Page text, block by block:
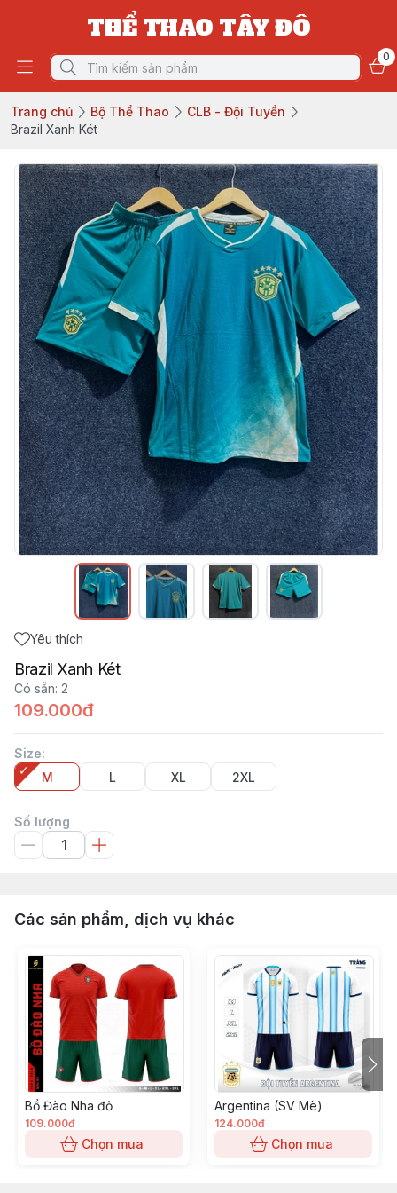
THỂ THAO TÂY ĐÔ
0
Trang chủ Bộ Thể Thao
CLB - Đội Tuyển
Brazil Xanh Két
Yêu thích
Brazil Xanh Két
Có sẵn: 2
109.000đ
Size:
M
L XL 2XL
Số lượng
Các sản phẩm, dịch vụ khác
Bồ Đào Nha đỏ
109.000đ
Chọn mua
Argentina (SV Mè)
124.000đ
Chọn mua